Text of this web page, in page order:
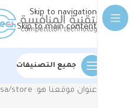
Skip to navigation
Skip to main content
جميع التصنيفات
عنوان موقعنا هو: https://ctech.sa/store.